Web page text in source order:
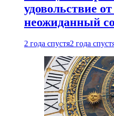
удовольствие
неожиданный
2 года спустя2 года